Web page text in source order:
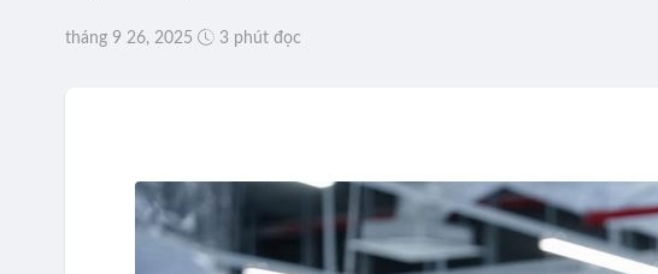
tháng 9 26, 2025 3 phút đọc